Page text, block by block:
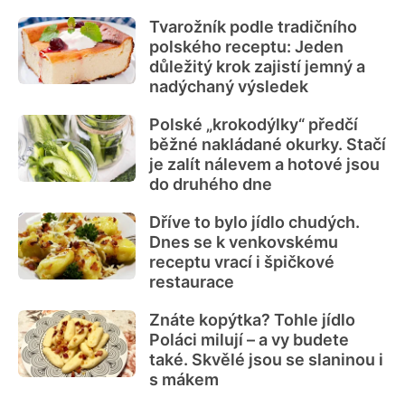
Tvarožník podle tradičního
polského receptu: Jeden
důležitý krok zajistí jemný a
nadýchaný výsledek
Polské „krokodýlky“ předčí
běžné nakládané okurky. Stačí
je zalít nálevem a hotové jsou
do druhého dne
Dříve to bylo jídlo chudých.
Dnes se k venkovskému
receptu vrací i špičkové
restaurace
Znáte kopýtka? Tohle jídlo
Poláci milují – a vy budete
také. Skvělé jsou se slaninou i
s mákem